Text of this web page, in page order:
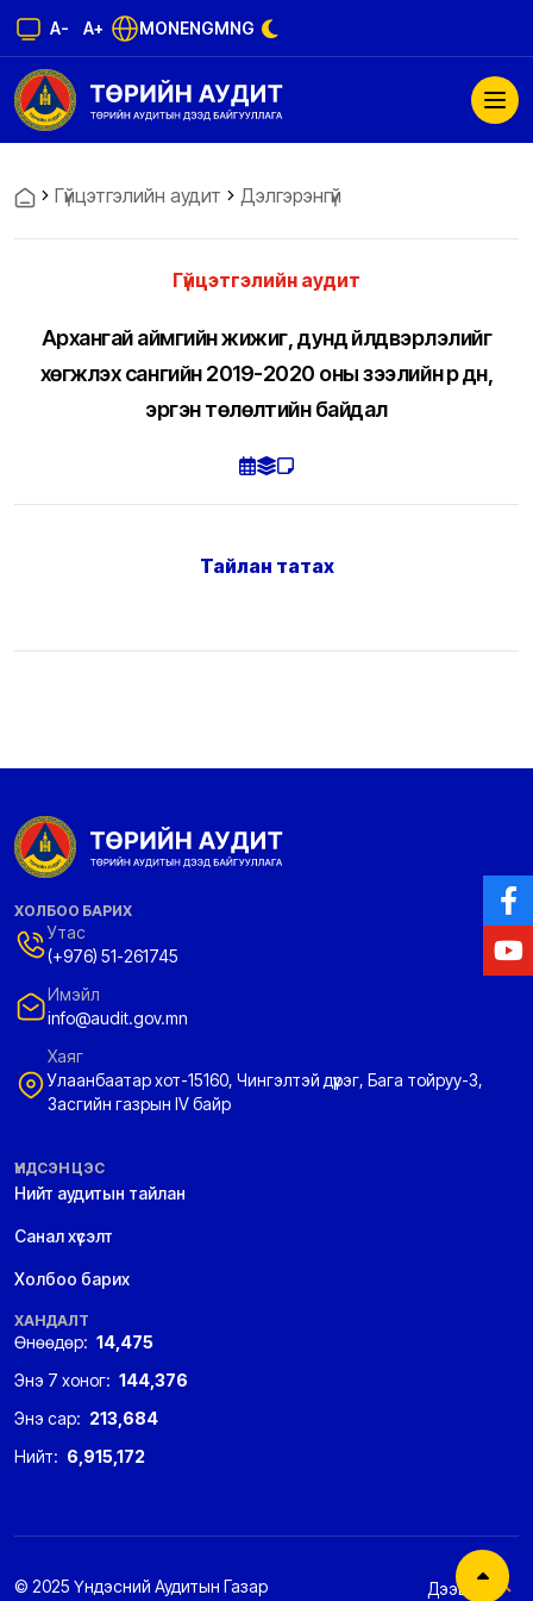
A- A+ MONENGMNG
Гүйцэтгэлийн аудит Дэлгэрэнгүй
Гүйцэтгэлийн аудит
Архангай аймгийн жижиг, дунд үйлдвэрлэлийг
хөгжүүлэх сангийн 2019-2020 оны зээлийн үр дүн,
эргэн төлөлтийн байдал
Тайлан татах
ХОЛБОО БАРИХ
Утас
(+976) 51-261745
Имэйл
info@audit.gov.mn
Хаяг
Улаанбаатар хот-15160, Чингэлтэй дүүрэг, Бага тойруу-3,
Засгийн газрын IV байр
ҮНДСЭН ЦЭС
Нийт аудитын тайлан
Санал хүсэлт
Холбоо барих
ХАНДАЛТ
Өнөөдөр: 14,475
Энэ 7 хоног: 144,376
Энэ сар: 213,684
Нийт: 6,915,172
© 2025 Үндэсний Аудитын Газар Дээшээ